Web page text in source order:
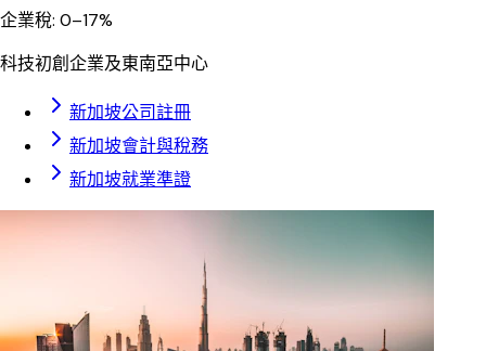
企業稅: 0–17%
科技初創企業及東南亞中心
新加坡公司註冊
新加坡會計與稅務
新加坡就業準證